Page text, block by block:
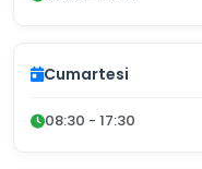
Cumartesi
08:30 - 17:30